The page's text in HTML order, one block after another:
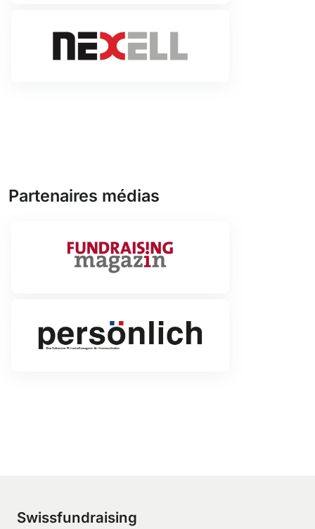
Partenaires médias
Swissfundraising